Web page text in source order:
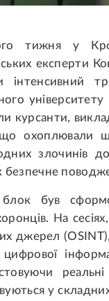
тижня у
експерти
інтенсивний
курсанти,
що охоплювали
злочинів
безпечне
був
На
джерел
цифрової
у